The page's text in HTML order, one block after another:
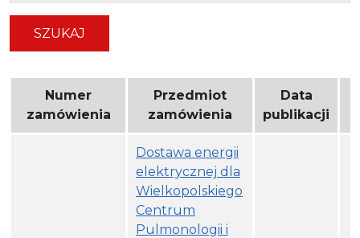
Numer
zamówienia
Przedmiot
zamówienia
Data
publikacji
Dostawa energii
elektrycznej dla
Wielkopolskiego
Centrum
Pulmonologii i